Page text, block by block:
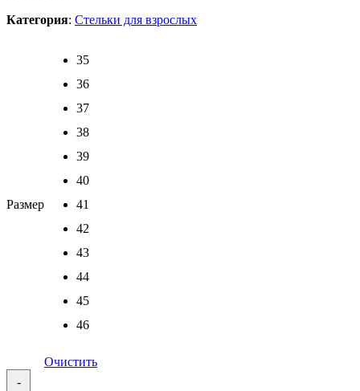
Категория: Стельки для взрослых
Размер
35
36
37
38
39
40
41
42
43
44
45
46
Очистить
-